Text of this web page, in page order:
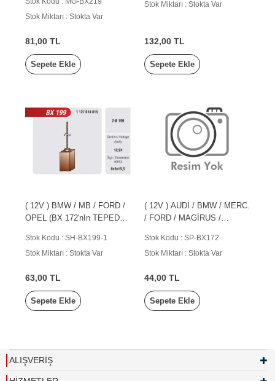
Stok Miktarı : Stokta Var
81,00 TL
Sepete Ekle
Stok Miktarı : Stokta Var
132,00 TL
Sepete Ekle
( 12V ) BMW / MB / FORD /
OPEL (BX 172'nIn TEPEDEN
Stok Kodu : SH-BX199-1
Stok Miktarı : Stokta Var
63,00 TL
Sepete Ekle
( 12V ) AUDI / BMW / MERC.
/ FORD / MAGİRUS /
Stok Kodu : SP-BX172
Stok Miktarı : Stokta Var
44,00 TL
Sepete Ekle
ALIŞVERİŞ